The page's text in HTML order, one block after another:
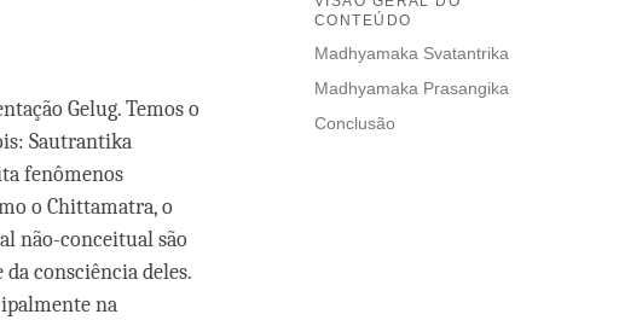
CONTEÚDO
Madhyamaka Svatantrika
Madhyamaka Prasangika
Conclusão
Gelug. Temos o
Sautrantika
fenômenos
o Chittamatra, o
não-conceitual são
consciência deles.
na